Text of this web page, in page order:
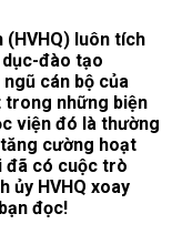
(HVHQ) luôn tích
đào tạo
cán bộ của
trong những biện
viện đó là thường
cường hoạt
đã có cuộc trò
ủy HVHQ xoay
đọc!